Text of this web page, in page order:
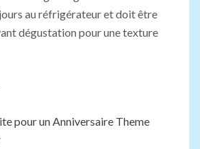
jours au réfrigérateur et doit être
dégustation pour une texture
pour un Anniversaire Theme